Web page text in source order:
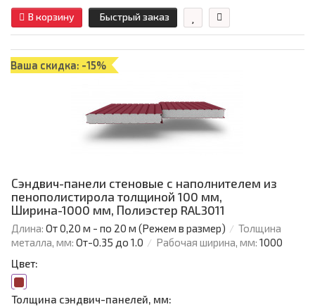
В корзину Быстрый заказ
Ваша скидка: -15%
Сэндвич-панели стеновые с наполнителем из
пенополистирола толщиной 100 мм,
Ширина-1000 мм, Полиэстер RAL3011
Длина: От 0,20 м - по 20 м (Режем в размер)
Толщина
металла, мм: От-0.35 до 1.0 Рабочая ширина, мм: 1000
Цвет:
Толщина сэндвич-панелей, мм: